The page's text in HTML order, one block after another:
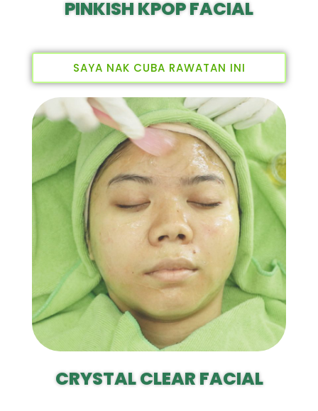
PINKISH KPOP FACIAL
SAYA NAK CUBA RAWATAN INI
CRYSTAL CLEAR FACIAL